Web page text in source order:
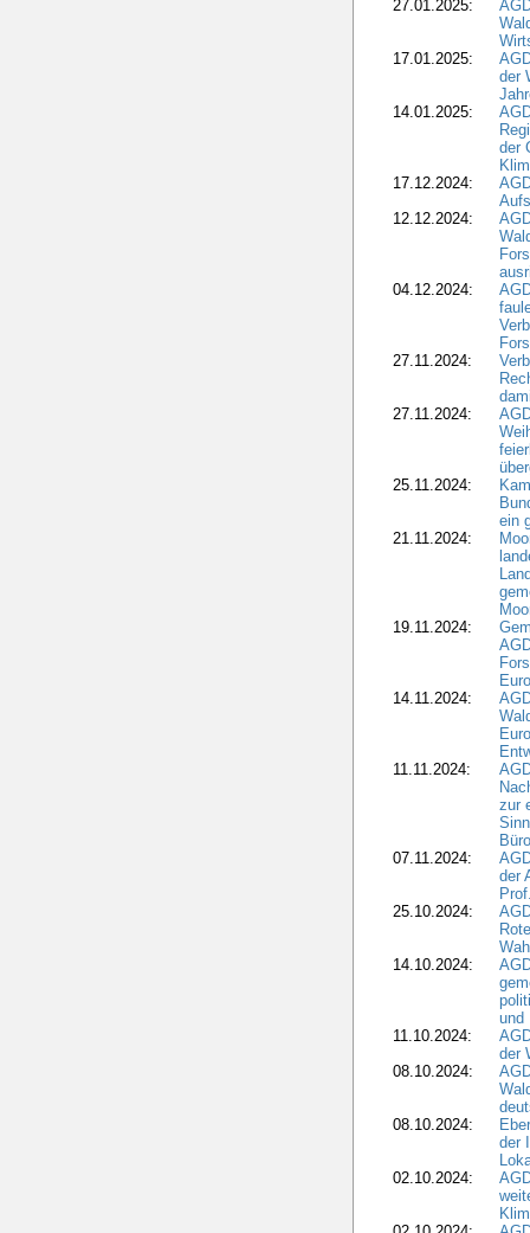
27.01.2025:
17.01.2025:
der
14.01.2025:
der
17.12.2024:
12.12.2024:
04.12.2024:
27.11.2024:
27.11.2024:
25.11.2024:
ein
21.11.2024:
19.11.2024:
14.11.2024:
11.11.2024:
zur
07.11.2024:
der
25.10.2024:
14.10.2024:
und
11.10.2024:
der
08.10.2024:
08.10.2024:
der
02.10.2024: